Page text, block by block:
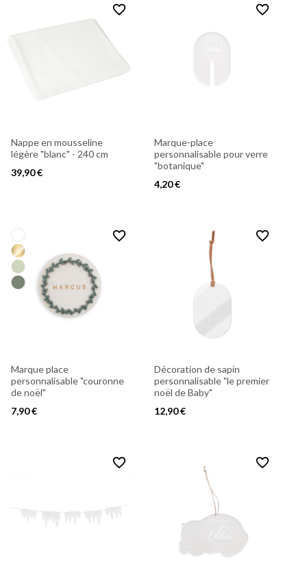
favorite_border
Nappe en mousseline
légère "blanc" - 240 cm
39,90 €
favorite_border
Marque-place
personnalisable pour verre
"botanique"
4,20 €
favorite_border
Marque place
personnalisable "couronne
de noël"
7,90 €
favorite_border
Décoration de sapin
personnalisable "le premier
noël de Baby"
12,90 €
favorite_border favorite_border